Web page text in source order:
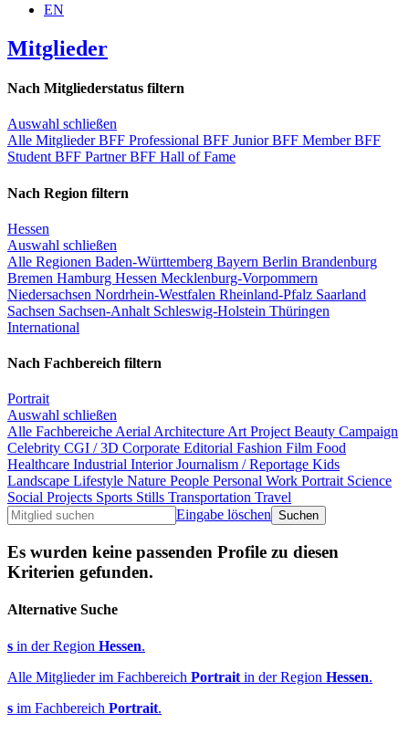
EN
Mitglieder
Nach Mitgliederstatus filtern
Auswahl schließen
Alle MitgliederBFF Professional BFF JuniorBFF MemberBFF
Student BFF PartnerBFF Hall of Fame
Nach Region filtern
Hessen
Auswahl schließen
Alle Regionen Baden-Württemberg Bayern Berlin Brandenburg
Bremen Hamburg Hessen Mecklenburg-Vorpommern
Niedersachsen Nordrhein-Westfalen Rheinland-Pfalz Saarland
Sachsen Sachsen-Anhalt Schleswig-Holstein Thüringen
International
Nach Fachbereich filtern
Portrait
Auswahl schließen
Alle Fachbereiche Aerial Architecture Art Project Beauty Campaign
Celebrity CGI / 3D Corporate Editorial Fashion Film Food
Healthcare Industrial InteriorJournalism / Reportage Kids
Landscape Lifestyle Nature People Personal Work Portrait Science
Social Projects Sports Stills Transportation Travel
Eingabe löschen
Es wurden keine passenden Profile zu diesen
Kriterien gefunden.
Alternative Suche
s in der Region Hessen.
Alle Mitglieder im Fachbereich Portrait in der Region Hessen.
s im Fachbereich Portrait.